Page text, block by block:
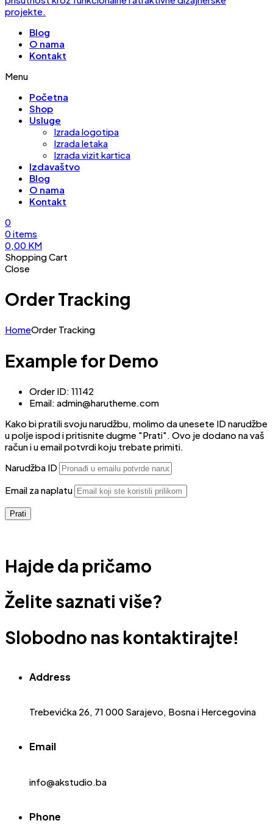
Blog
O nama
Kontakt
Menu
Početna
Shop
Usluge
Izrada logotipa
Izrada letaka
Izrada vizit kartica
Izdavaštvo
Blog
O nama
Kontakt
0
0items
0,00 KM
Shopping Cart
Close
Order Tracking
HomeOrder Tracking
Example for Demo
Order ID: 11142
Email: admin@harutheme.com
Kako bi pratili svoju narudžbu, molimo da unesete ID narudžbe
u polje ispod i pritisnite dugme "Prati". Ovo je dodano na vaš
račun i u email potvrdi koju trebate primiti.
Narudžba ID
Email za naplatu
Prati
Hajde da pričamo
Želite saznati više?
Slobodno nas kontaktirajte!
Address
Trebevićka 26, 71 000 Sarajevo, Bosna i Hercegovina
Email
info@akstudio.ba
Phone